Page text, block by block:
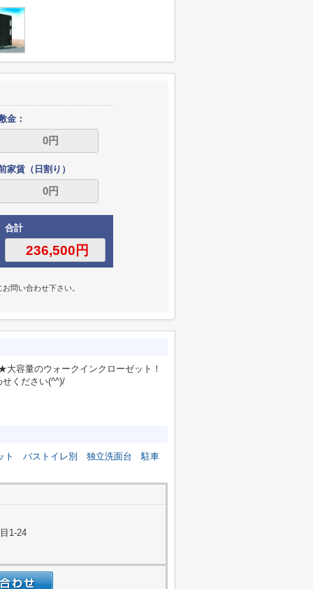
金：
家賃（日割り）
合計
問い合わせ下さい。
容量のウォークインクローゼット！
ください(^^)/
ト バストイレ別 独立洗面台 駐車
1-24